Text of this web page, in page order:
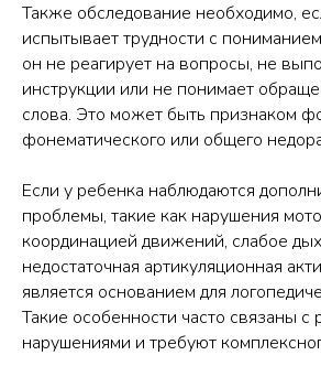
Также обследование необходимо,
испытывает трудности с
он не реагирует на вопросы, не
инструкции или не понимает
слова. Это может быть признаком
фонематического или общего
Если у ребенка наблюдаются
проблемы, такие как нарушения
координацией движений, слабое
недостаточная артикуляционная
является основанием для
Такие особенности часто связаны с
нарушениями и требуют